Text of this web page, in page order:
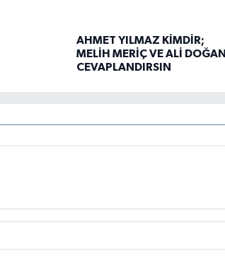
AHMET YILMAZ KİMDİR;
MELİH MERİÇ VE ALİ DOĞAN
CEVAPLANDIRSIN